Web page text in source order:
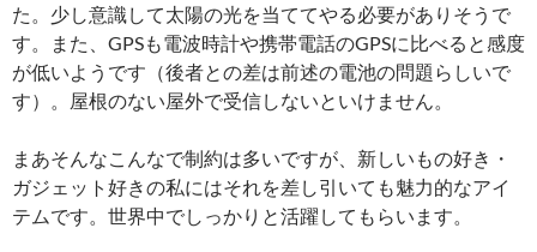
た。少し意識して太陽の光を当ててやる必要がありそうで
す。また、GPSも電波時計や携帯電話のGPSに比べると感度
が低いようです（後者との差は前述の電池の問題らしいで
す）。屋根のない屋外で受信しないといけません。
まあそんなこんなで制約は多いですが、新しいもの好き・
ガジェット好きの私にはそれを差し引いても魅力的なアイ
テムです。世界中でしっかりと活躍してもらいます。